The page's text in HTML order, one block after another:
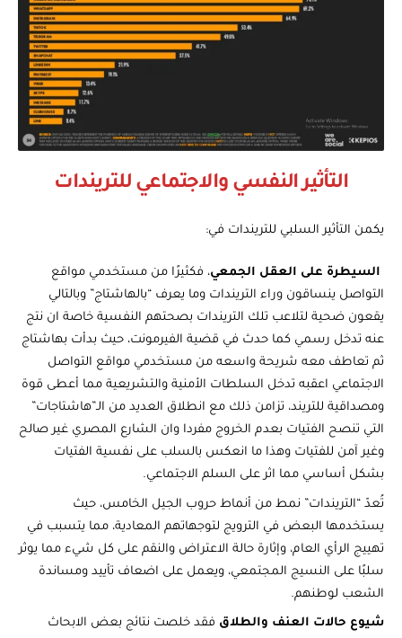
التأثير النفسي والاجتماعي للتريندات
يكمن التأثير السلبي للتريندات في:
السيطرة على العقل الجمعي، فكثيرًا من مستخدمي مواقع
التواصل ينساقون وراء التريندات وما يعرف “بالهاشتاج” وبالتالي
يقعون ضحية لتلاعب تلك التريندات بصحتهم النفسية خاصة ان نتج
عنه تدخل رسمي كما حدث في قضية الفيرمونت، حيث بدأت بهاشتاج
ثم تعاطف معه شريحة واسعه من مستخدمي مواقع التواصل
الاجتماعي اعقبه تدخل السلطات الأمنية والتشريعية مما أعطى قوة
ومصداقية للتريند، تزامن ذلك مع انطلاق العديد من الـ”هاشتاجات”
التي تنصح الفتيات بعدم الخروج مفردا وان الشارع المصري غير صالح
وغير آمن للفتيات وهذا ما انعكس بالسلب على نفسية الفتيات
بشكل أساسي مما اثر على السلم الاجتماعي.
تُعدّ “التريندات” نمط من أنماط حروب الجيل الخامس، حيث
يستخدمها البعض في الترويج لتوجهاتهم المعادية، مما يتسبب في
تهييج الرأي العام، وإثارة حالة الاعتراض والنقم على كل شيء مما يوثر
سلبًا على النسيج المجتمعي، ويعمل على اضعاف تأييد ومساندة
الشعب لوطنهم.
شيوع حالات العنف والطلاقفقد خلصت نتائج بعض الابحاث